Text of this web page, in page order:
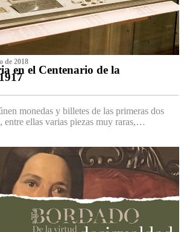
de 2018
en el Centenario de la
monedas y billetes de las primeras dos
entre ellas varias piezas muy raras,…